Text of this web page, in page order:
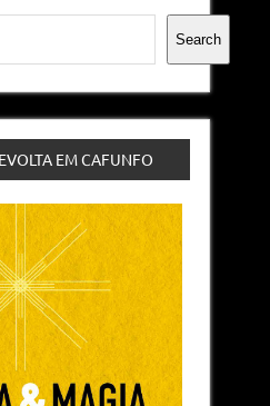
Search
EM CAFUNFO